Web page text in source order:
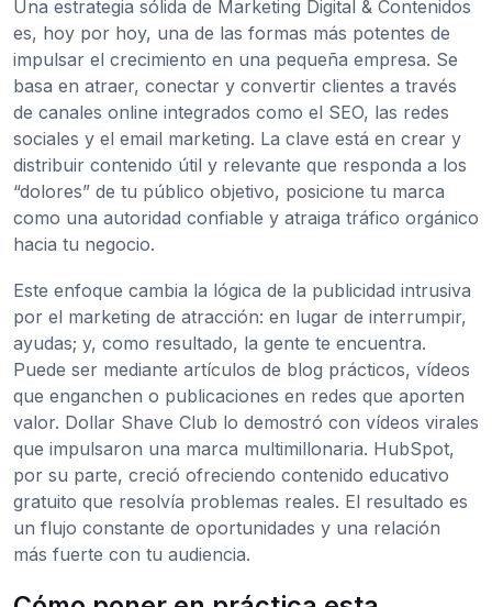
Una estrategia sólida de Marketing Digital & Contenidos
es, hoy por hoy, una de las formas más potentes de
impulsar el crecimiento en una pequeña empresa. Se
basa en atraer, conectar y convertir clientes a través
de canales online integrados como el SEO, las redes
sociales y el email marketing. La clave está en crear y
distribuir contenido útil y relevante que responda a los
“dolores” de tu público objetivo, posicione tu marca
como una autoridad confiable y atraiga tráfico orgánico
hacia tu negocio.
Este enfoque cambia la lógica de la publicidad intrusiva
por el marketing de atracción: en lugar de interrumpir,
ayudas; y, como resultado, la gente te encuentra.
Puede ser mediante artículos de blog prácticos, vídeos
que enganchen o publicaciones en redes que aporten
valor. Dollar Shave Club lo demostró con vídeos virales
que impulsaron una marca multimillonaria. HubSpot,
por su parte, creció ofreciendo contenido educativo
gratuito que resolvía problemas reales. El resultado es
un flujo constante de oportunidades y una relación
más fuerte con tu audiencia.